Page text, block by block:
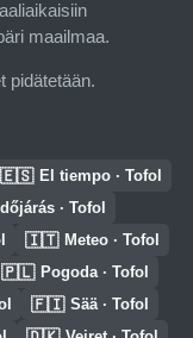
maailmaa.
pidätetään.
🇪🇸 El tiempo · Tofol
Időjárás · Tofol
🇮🇹 Meteo · Tofol
🇵🇱 Pogoda · Tofol
🇫🇮 Sää · Tofol